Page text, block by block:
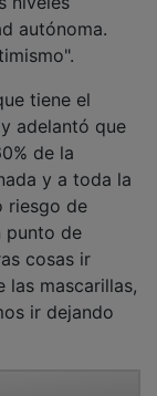
autónoma.
adelantó que
de la
y a toda la
riesgo de
punto de
cosas ir
mascarillas,
ir dejando